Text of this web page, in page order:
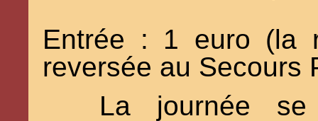
Entrée : 1 euro (la
reversée au Secours
La journée